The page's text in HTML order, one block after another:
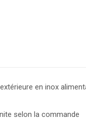
en inox
selon la commande